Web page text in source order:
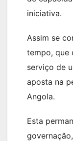
iniciativa.
Assim se
tempo, que
serviço de
aposta na
Angola.
Esta